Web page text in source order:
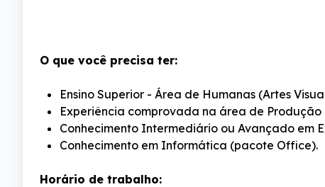
O que você precisa ter:
Ensino Superior - Área de Humanas (Artes
Experiência comprovada na área de Produção
Conhecimento Intermediário ou Avançado em
Conhecimento em Informática (pacote Office).
Horário de trabalho: